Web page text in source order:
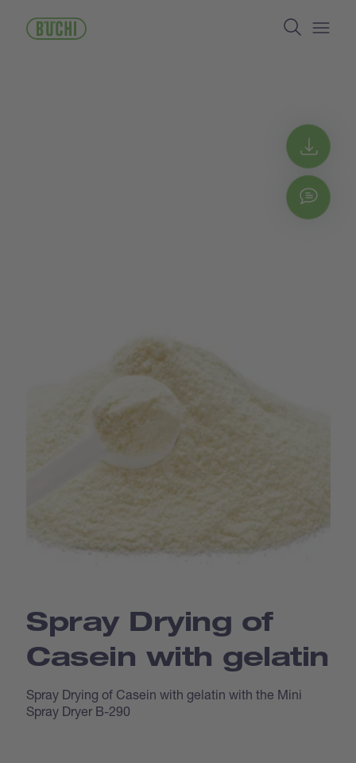
Search
Spray Drying of
Casein with gelatin
Spray Drying of Casein with gelatin with the Mini
Spray Dryer B-290